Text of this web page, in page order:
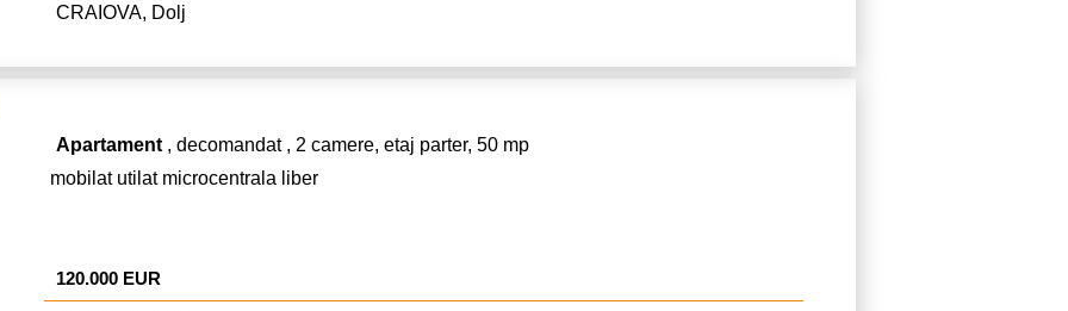
CRAIOVA, Dolj
Apartament , decomandat , 2 camere, etaj parter, 50 mp
mobilat utilat microcentrala liber
120.000 EUR